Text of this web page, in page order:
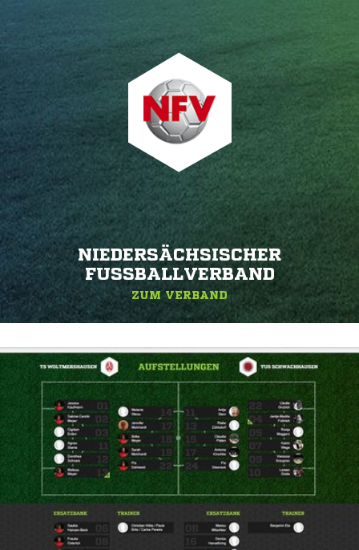
NIEDERSÄCHSISCHER
FUSSBALLVERBAND
ZUM VERBAND